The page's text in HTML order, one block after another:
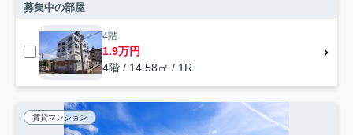
募集中の部屋
4階
1.9万円
4階 / 14.58㎡ / 1R
賃貸マンション